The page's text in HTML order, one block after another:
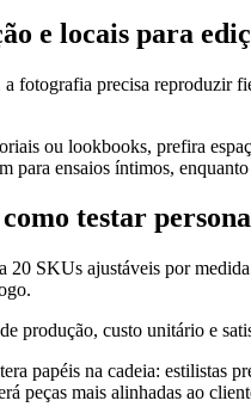
e locais para
a fotografia precisa reproduzir
ou lookbooks, prefira
para ensaios íntimos, enquanto
testar
20 SKUs ajustáveis por
produção, custo unitário e
papéis na cadeia: estilistas
peças mais alinhadas ao